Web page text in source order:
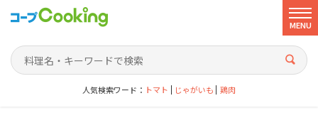
MENU
人気検索ワード： トマト じゃがいも 鶏肉